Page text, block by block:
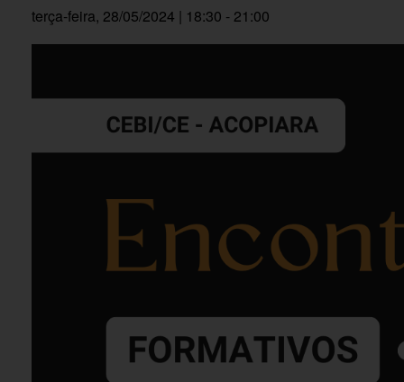
terça-feira, 28/05/2024 | 18:30 - 21:00